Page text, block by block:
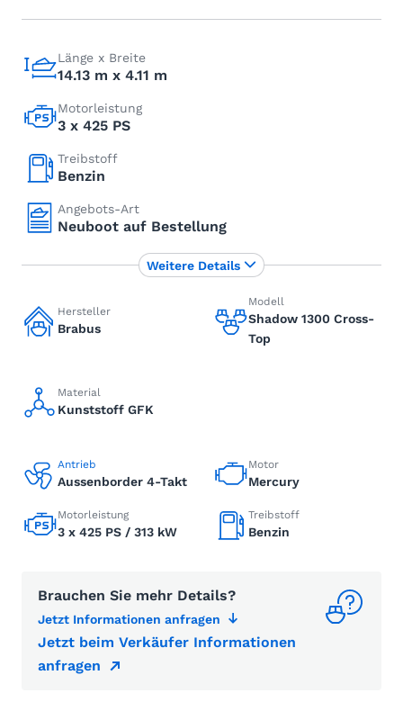
Länge x Breite
14.13 m x 4.11 m
Motorleistung
3 x 425 PS
Treibstoff
Benzin
Angebots-Art
Neuboot auf Bestellung
Hersteller
Brabus
Modell
Shadow 1300 Cross-
Top
Material
Kunststoff GFK
Antrieb
Aussenborder 4-Takt
Motor
Mercury
Motorleistung
3 x 425 PS / 313 kW
Treibstoff
Benzin
Brauchen Sie mehr Details?
Jetzt Informationen anfragen
Jetzt beim Verkäufer Informationen
anfragen
Weitere Details